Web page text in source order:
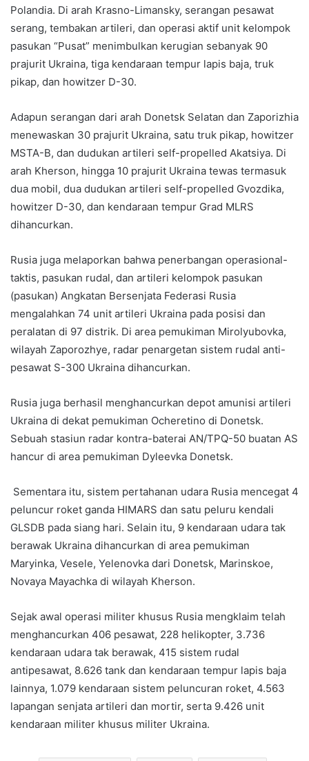
Polandia. Di arah Krasno-Limansky, serangan pesawat
serang, tembakan artileri, dan operasi aktif unit kelompok
pasukan “Pusat” menimbulkan kerugian sebanyak 90
prajurit Ukraina, tiga kendaraan tempur lapis baja, truk
pikap, dan howitzer D-30.
Adapun serangan dari arah Donetsk Selatan dan Zaporizhia
menewaskan 30 prajurit Ukraina, satu truk pikap, howitzer
MSTA-B, dan dudukan artileri self-propelled Akatsiya. Di
arah Kherson, hingga 10 prajurit Ukraina tewas termasuk
dua mobil, dua dudukan artileri self-propelled Gvozdika,
howitzer D-30, dan kendaraan tempur Grad MLRS
dihancurkan.
Rusia juga melaporkan bahwa penerbangan operasional-
taktis, pasukan rudal, dan artileri kelompok pasukan
(pasukan) Angkatan Bersenjata Federasi Rusia
mengalahkan 74 unit artileri Ukraina pada posisi dan
peralatan di 97 distrik. Di area pemukiman Mirolyubovka,
wilayah Zaporozhye, radar penargetan sistem rudal anti-
pesawat S-300 Ukraina dihancurkan.
Rusia juga berhasil menghancurkan depot amunisi artileri
Ukraina di dekat pemukiman Ocheretino di Donetsk.
Sebuah stasiun radar kontra-baterai AN/TPQ-50 buatan AS
hancur di area pemukiman Dyleevka Donetsk.
Sementara itu, sistem pertahanan udara Rusia mencegat 4
peluncur roket ganda HIMARS dan satu peluru kendali
GLSDB pada siang hari. Selain itu, 9 kendaraan udara tak
berawak Ukraina dihancurkan di area pemukiman
Maryinka, Vesele, Yelenovka dari Donetsk, Marinskoe,
Novaya Mayachka di wilayah Kherson.
Sejak awal operasi militer khusus Rusia mengklaim telah
menghancurkan 406 pesawat, 228 helikopter, 3.736
kendaraan udara tak berawak, 415 sistem rudal
antipesawat, 8.626 tank dan kendaraan tempur lapis baja
lainnya, 1.079 kendaraan sistem peluncuran roket, 4.563
lapangan senjata artileri dan mortir, serta 9.426 unit
kendaraan militer khusus militer Ukraina.